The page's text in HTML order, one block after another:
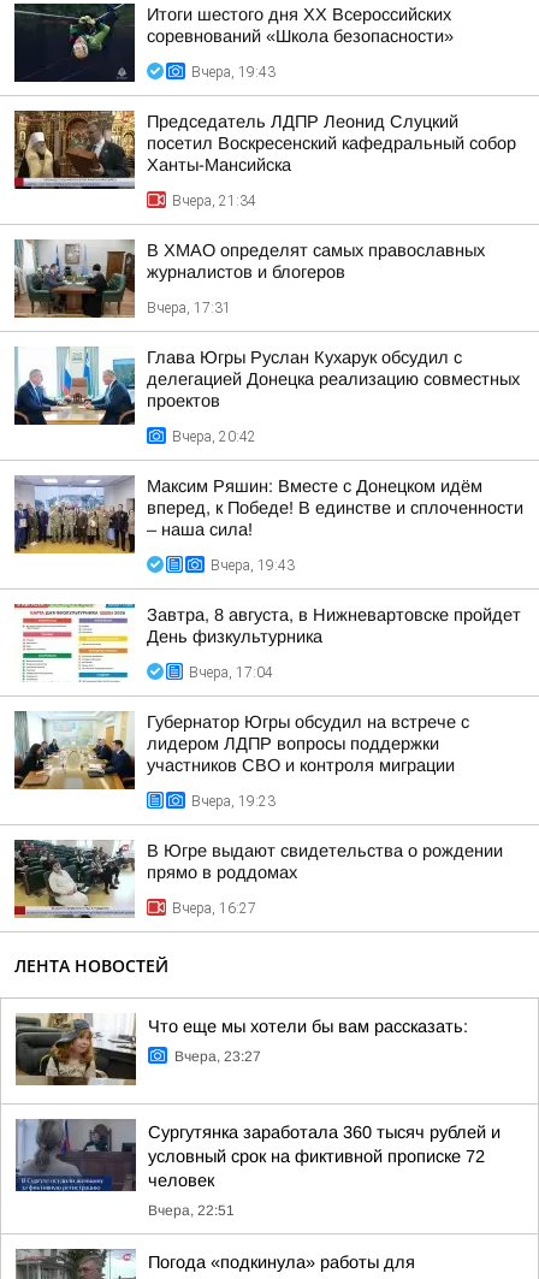
Итоги шестого дня XX Всероссийских
соревнований «Школа безопасности»
Вчера, 19:43
Председатель ЛДПР Леонид Слуцкий
посетил Воскресенский кафедральный собор
Ханты-Мансийска
Вчера, 21:34
В ХМАО определят самых православных
журналистов и блогеров
Вчера, 17:31
Глава Югры Руслан Кухарук обсудил с
делегацией Донецка реализацию совместных
проектов
Вчера, 20:42
Максим Ряшин: Вместе с Донецком идём
вперед, к Победе! В единстве и сплоченности
– наша сила!
Вчера, 19:43
Завтра, 8 августа, в Нижневартовске пройдет
День физкультурника
Вчера, 17:04
Губернатор Югры обсудил на встрече с
лидером ЛДПР вопросы поддержки
участников СВО и контроля миграции
Вчера, 19:23
В Югре выдают свидетельства о рождении
прямо в роддомах
Вчера, 16:27
ЛЕНТА НОВОСТЕЙ
Что еще мы хотели бы вам рассказать:
Вчера, 23:27
Сургутянка заработала 360 тысяч рублей и
условный срок на фиктивной прописке 72
человек
Вчера, 22:51
Погода «подкинула» работы для